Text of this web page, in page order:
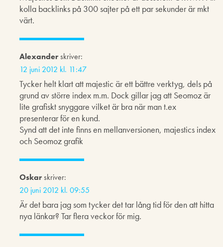
kolla backlinks på 300 sajter på ett par sekunder är mkt
värt.
Alexanderskriver:
12 juni 2012 kl. 11:47
Tycker helt klart att majestic är ett bättre verktyg, dels på
grund av större index m.m. Dock gillar jag att Seomoz är
lite grafiskt snyggare vilket är bra när man t.ex
presenterar för en kund.
Synd att det inte finns en mellanversionen, majestics index
och Seomoz grafik
Oskarskriver:
20 juni 2012 kl. 09:55
Är det bara jag som tycker det tar lång tid för den att hitta
nya länkar? Tar flera veckor för mig.